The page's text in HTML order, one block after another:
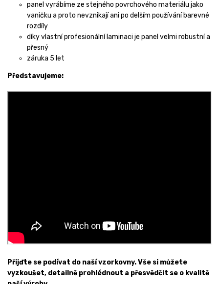
panel vyrábíme ze stejného povrchového materiálu jako
vaničku a proto nevznikají ani po delším používání barevné
rozdíly
díky vlastní profesionální laminaci je panel velmi robustní a
přesný
záruka 5 let
Představujeme:
Přijďte se podívat do naší vzorkovny. Vše si můžete
vyzkoušet, detailně prohlédnout a přesvědčit se o kvalitě